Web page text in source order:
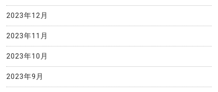
2023年12月
2023年11月
2023年10月
2023年9月